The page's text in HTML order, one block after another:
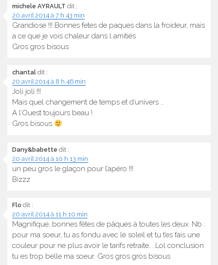
michele AYRAULT dit :
20 avril 2014 à 7 h 43 min
Grandiose !!! Bonnes fetes de paques dans la froideur, mais
a ce que je vois chaleur dans l amitiés
Gros gros bisous
chantal dit :
20 avril 2014 à 8 h 46 min
Joli joli !!!
Mais quel changement de temps et d’univers …
A l’Ouest toujours beau !
Gros bisous
Dany&babette dit :
20 avril 2014 à 10 h 13 min
un peu gros le glaçon pour l’apéro !!!
Bizzz
Flo dit :
20 avril 2014 à 11 h 10 min
Magnifique, bonnes fêtes de pâques à toutes les deux. Nb :
pour ma soeur, tu as fondu avec le soleil et tu t’es fais une
couleur pour ne plus avoir le tarifs retraite. ..Lol conclusion
tu es trop belle ma soeur. Gros gros gros bisous